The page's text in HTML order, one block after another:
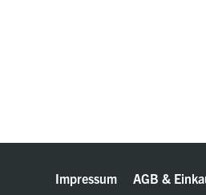
Impressum
AGB &